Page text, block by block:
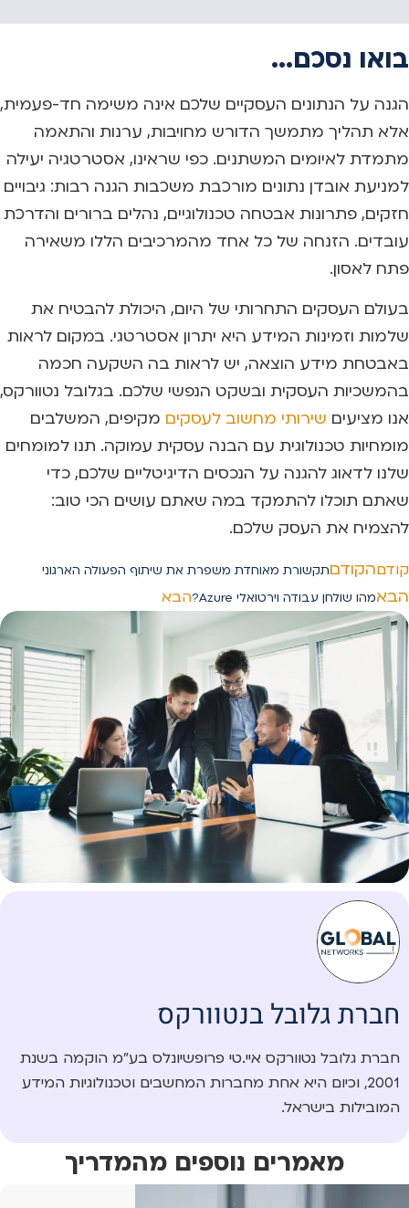
בואו נסכם...
הגנה על הנתונים העסקיים שלכם אינה משימה חד-פעמית,
אלא תהליך מתמשך הדורש מחויבות, ערנות והתאמה
מתמדת לאיומים המשתנים. כפי שראינו, אסטרטגיה יעילה
למניעת אובדן נתונים מורכבת משכבות הגנה רבות: גיבויים
חזקים, פתרונות אבטחה טכנולוגיים, נהלים ברורים והדרכת
עובדים. הזנחה של כל אחד מהמרכיבים הללו משאירה
פתח לאסון.
בעולם העסקים התחרותי של היום, היכולת להבטיח את
שלמות וזמינות המידע היא יתרון אסטרטגי. במקום לראות
באבטחת מידע הוצאה, יש לראות בה השקעה חכמה
בהמשכיות העסקית ובשקט הנפשי שלכם. בגלובל נטוורקס,
אנו מציעים שירותי מחשוב לעסקים מקיפים, המשלבים
מומחיות טכנולוגית עם הבנה עסקית עמוקה. תנו למומחים
שלנו לדאוג להגנה על הנכסים הדיגיטליים שלכם, כדי
שאתם תוכלו להתמקד במה שאתם עושים הכי טוב:
להצמיח את העסק שלכם.
קודםהקודםתקשורת מאוחדת משפרת את שיתוף הפעולה הארגוני
הבאמהו שולחן עבודה וירטואלי Azure? הבא
חברת גלובל בנטוורקס
חברת גלובל נטוורקס איי.טי פרופשיונלס בע”מ הוקמה בשנת
2001, וכיום היא אחת מחברות המחשבים וטכנולוגיות המידע
המובילות בישראל.
מאמרים נוספים מהמדריך